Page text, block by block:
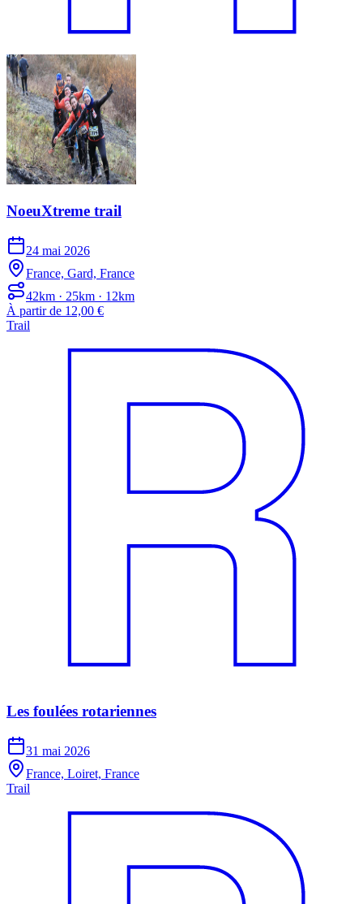
NoeuXtreme trail
24 mai 2026
France, Gard, France
42km · 25km · 12km
À partir de 12,00 €
Trail
Les foulées rotariennes
31 mai 2026
France, Loiret, France
Trail